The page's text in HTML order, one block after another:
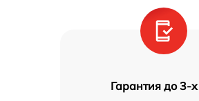
Гарантия до 3-х